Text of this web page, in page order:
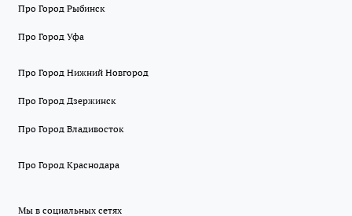
Про Город Рыбинск
Про Город Уфа
Про Город Нижний Новгород
Про Город Дзержинск
Про Город Владивосток
Про Город Краснодара
Мы в социальных сетях